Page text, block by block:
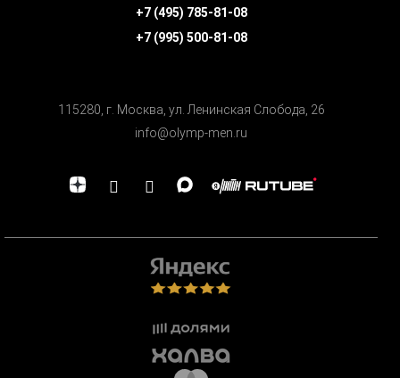
+7 (495) 785-81-08
+7 (995) 500-81-08
115280, г. Москва, ул. Ленинская Cлобода, 26
info@olymp-men.ru